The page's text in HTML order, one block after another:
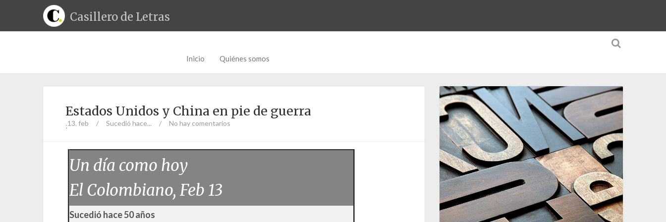
Casillero de Letras
Inicio Quiénes somos
Estados Unidos y China en pie de guerra
;13. feb / Sucedió hace... / No hay comentarios
Un día como hoy
El Colombiano, Feb 13
Sucedió hace 50 años